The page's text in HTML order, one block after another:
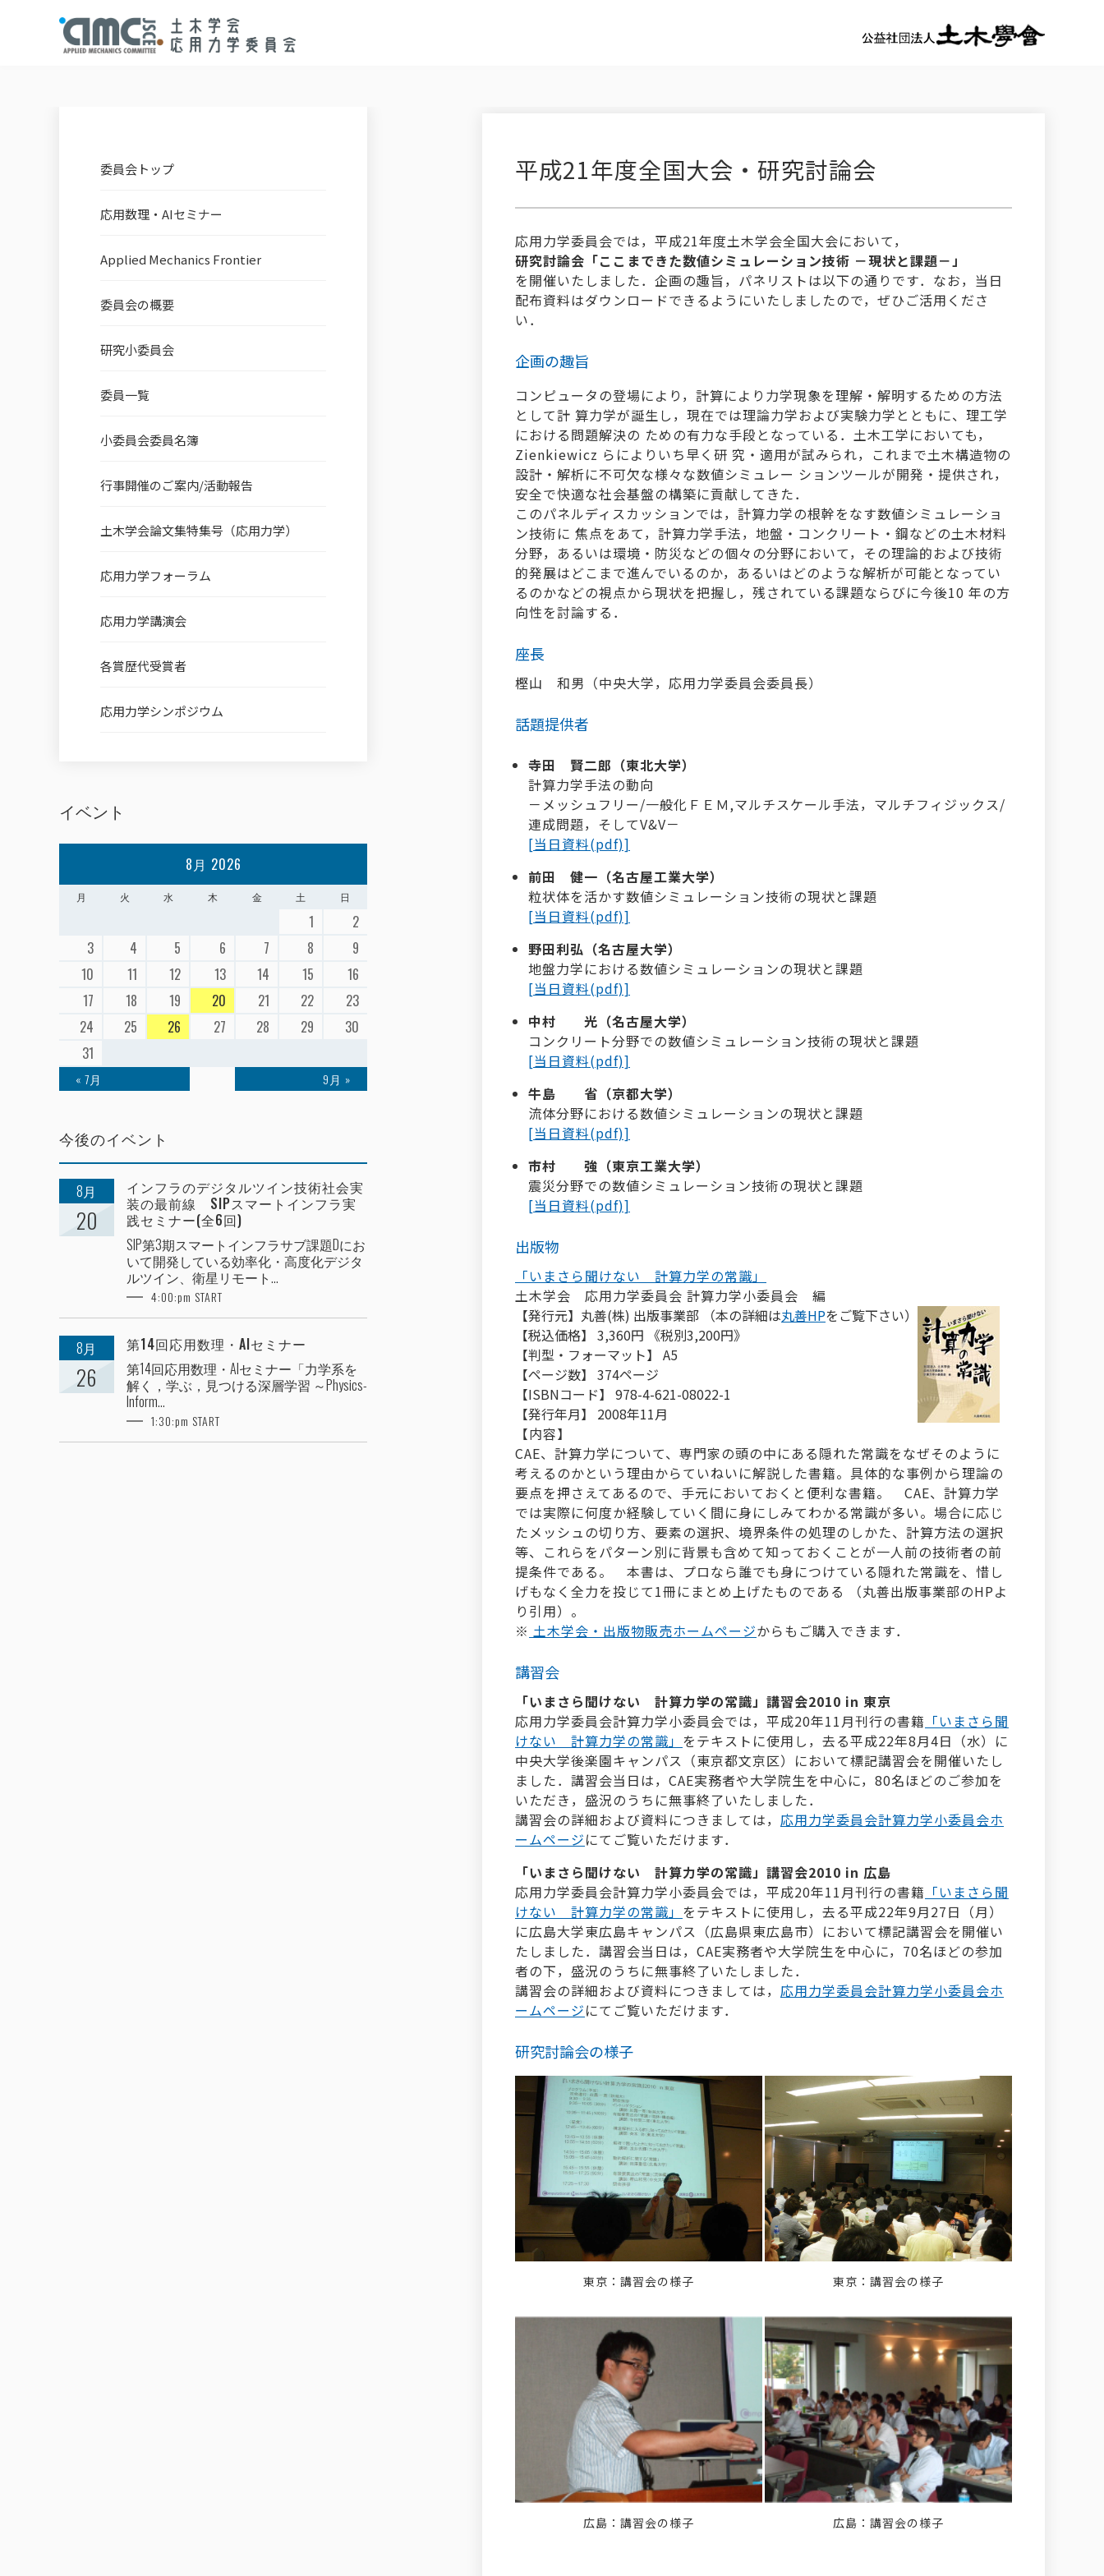
平成21年度全国大会・研究討論会
応用力学委員会では，平成21年度土木学会全国大会において，
研究討論会「ここまできた数値シミュレーション技術 －現状と課題－」
を開催いたしました．企画の趣旨，パネリストは以下の通りです．なお，当日
配布資料はダウンロードできるようにいたしましたので，ぜひご活用くださ
い．
企画の趣旨
コンピュータの登場により，計算により力学現象を理解・解明するための方法
として計 算力学が誕生し，現在では理論力学および実験力学とともに、理工学
における問題解決の ための有力な手段となっている．土木工学においても，
Zienkiewicz らによりいち早く研 究・適用が試みられ，これまで土木構造物の
設計・解析に不可欠な様々な数値シミュレー ションツールが開発・提供され，
安全で快適な社会基盤の構築に貢献してきた．
このパネルディスカッションでは，計算力学の根幹をなす数値シミュレーショ
ン技術に 焦点をあて，計算力学手法，地盤・コンクリート・鋼などの土木材料
分野，あるいは環境・防災などの個々の分野において，その理論的および技術
的発展はどこまで進んでいるのか，あるいはどのような解析が可能となってい
るのかなどの視点から現状を把握し，残されている課題ならびに今後10 年の方
向性を討論する．
座長
樫山 和男（中央大学，応用力学委員会委員長）
話題提供者
寺田 賢二郎（東北大学）
計算力学手法の動向
－メッシュフリー/一般化ＦＥＭ,マルチスケール手法，マルチフィジックス/
連成問題，そしてV&V－
[当日資料(pdf)]
前田 健一（名古屋工業大学）
粒状体を活かす数値シミュレーション技術の現状と課題
[当日資料(pdf)]
野田利弘（名古屋大学）
地盤力学における数値シミュレーションの現状と課題
[当日資料(pdf)]
中村 光（名古屋大学）
コンクリート分野での数値シミュレーション技術の現状と課題
[当日資料(pdf)]
牛島 省（京都大学）
流体分野における数値シミュレーションの現状と課題
[当日資料(pdf)]
市村 強（東京工業大学）
震災分野での数値シミュレーション技術の現状と課題
[当日資料(pdf)]
出版物
「いまさら聞けない 計算力学の常識」
土木学会 応用力学委員会 計算力学小委員会 編
【発行元】丸善(株) 出版事業部 （本の詳細は丸善HPをご覧下さい）
【税込価格】 3,360円 《税別3,200円》
【判型・フォーマット】 A5
【ページ数】 374ページ
【ISBNコード】 978-4-621-08022-1
【発行年月】 2008年11月
【内容】
CAE、計算力学について、専門家の頭の中にある隠れた常識をなぜそのように
考えるのかという理由からていねいに解説した書籍。具体的な事例から理論の
要点を押さえてあるので、手元においておくと便利な書籍。 CAE、計算力学
では実際に何度か経験していく間に身にしみてわかる常識が多い。場合に応じ
たメッシュの切り方、要素の選択、境界条件の処理のしかた、計算方法の選択
等、これらをパターン別に背景も含めて知っておくことが一人前の技術者の前
提条件である。 本書は、プロなら誰でも身につけている隠れた常識を、惜し
げもなく全力を投じて1冊にまとめ上げたものである （丸善出版事業部のHPよ
り引用）。
※ 土木学会・出版物販売ホームページからもご購入できます．
講習会
「いまさら聞けない 計算力学の常識」講習会2010 in 東京
応用力学委員会計算力学小委員会では，平成20年11月刊行の書籍 「いまさら聞
けない 計算力学の常識」 をテキストに使用し，去る平成22年8月4日（水）に
中央大学後楽園キャンパス（東京都文京区）において標記講習会を開催いたし
ました．講習会当日は，CAE実務者や大学院生を中心に，80名ほどのご参加を
いただき，盛況のうちに無事終了いたしました．
講習会の詳細および資料につきましては， 応用力学委員会計算力学小委員会ホ
ームページにてご覧いただけます．
「いまさら聞けない 計算力学の常識」講習会2010 in 広島
応用力学委員会計算力学小委員会では，平成20年11月刊行の書籍 「いまさら聞
けない 計算力学の常識」 をテキストに使用し，去る平成22年9月27日（月）
に広島大学東広島キャンパス（広島県東広島市）において標記講習会を開催い
たしました．講習会当日は，CAE実務者や大学院生を中心に，70名ほどの参加
者の下，盛況のうちに無事終了いたしました．
講習会の詳細および資料につきましては， 応用力学委員会計算力学小委員会ホ
ームページにてご覧いただけます．
研究討論会の様子
東京：講習会の様子 東京：講習会の様子
広島：講習会の様子 広島：講習会の様子
委員会トップ
応用数理・AIセミナー
Applied Mechanics Frontier
委員会の概要
研究小委員会
委員一覧
小委員会委員名簿
行事開催のご案内/活動報告
土木学会論文集特集号（応用力学）
応用力学フォーラム
応用力学講演会
各賞歴代受賞者
応用力学シンポジウム
イベント
8月 2026
月 火 水 木 金 土 日
1
2
3
4 5 6 7 8
9
10
11 12 13 14 15
16
17
18 19 20 21 22
23
24
25 26 27 28 29
30
31
« 7月 9月 »
今後のイベント
8月
20
インフラのデジタルツイン技術社会実
装の最前線 SIPスマートインフラ実
践セミナー(全6回)
SIP第3期スマートインフラサブ課題Dにお
いて開発している効率化・高度化デジタ
ルツイン、衛星リモート...
4:00:pm START
8月
26
第14回応用数理・AIセミナー
第14回応用数理・AIセミナー「力学系を
解く，学ぶ，見つける深層学習 ～Physics-
Inform...
1:30:pm START